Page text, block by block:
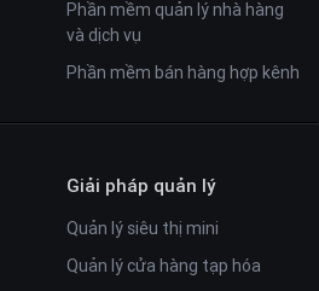
Phần mềm quản lý nhà hàng
và dịch vụ
Phần mềm bán hàng hợp kênh
Giải pháp quản lý
Quản lý siêu thị mini
Quản lý cửa hàng tạp hóa